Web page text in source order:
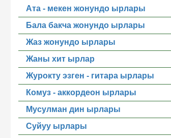
Ата - мекен жонундо ырлары
Бала бакча жонундо ырлары
Жаз жонундо ырлары
Жаны хит ырлар
Журокту эзген - гитара ырлары
Комуз - аккордеон ырлары
Мусулман дин ырлары
Суйуу ырлары